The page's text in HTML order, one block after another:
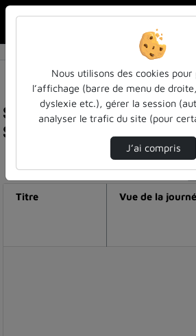
Statistiques de visualisation
Séminaire énergie 2050 21
Modifier la période de visualisation
Titre Vue de la
Nous utilisons des cookies pour
l’affichage (barre de menu de
dyslexie etc.), gérer la session
analyser le trafic du site (pour
J’ai compris